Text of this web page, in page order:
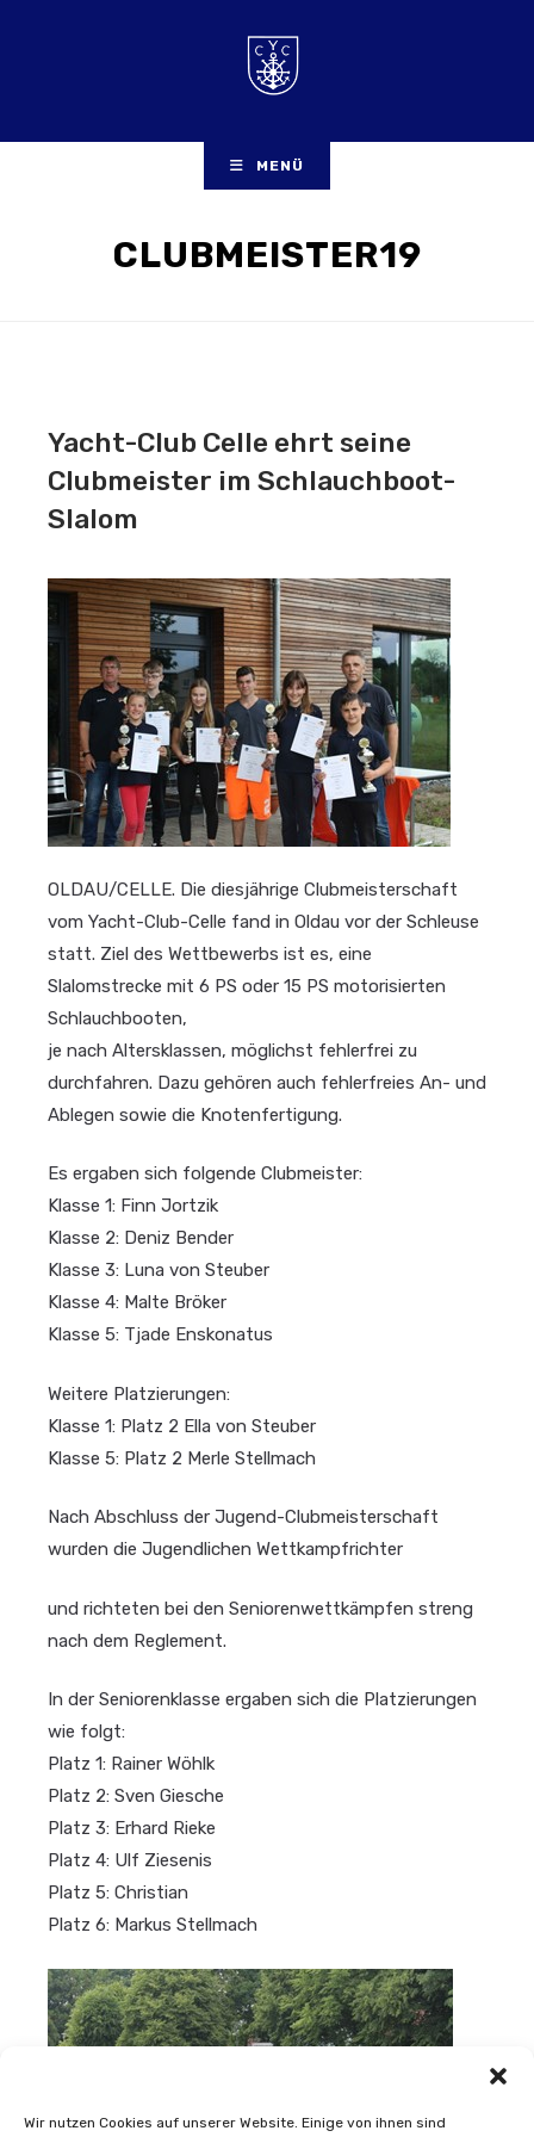
Wir nutzen Cookies auf unserer Website. Einige von ihnen sind
MENÜ
CLUBMEISTER19
Yacht-Club Celle ehrt seine
Clubmeister im Schlauchboot-
Slalom
OLDAU/CELLE. Die diesjährige Clubmeisterschaft
vom Yacht-Club-Celle fand in Oldau vor der Schleuse
statt. Ziel des Wettbewerbs ist es, eine
Slalomstrecke mit 6 PS oder 15 PS motorisierten
Schlauchbooten,
je nach Altersklassen, möglichst fehlerfrei zu
durchfahren. Dazu gehören auch fehlerfreies An- und
Ablegen sowie die Knotenfertigung.
Es ergaben sich folgende Clubmeister:
Klasse 1: Finn Jortzik
Klasse 2: Deniz Bender
Klasse 3: Luna von Steuber
Klasse 4: Malte Bröker
Klasse 5: Tjade Enskonatus
Weitere Platzierungen:
Klasse 1: Platz 2 Ella von Steuber
Klasse 5: Platz 2 Merle Stellmach
Nach Abschluss der Jugend-Clubmeisterschaft
wurden die Jugendlichen Wettkampfrichter
und richteten bei den Seniorenwettkämpfen streng
nach dem Reglement.
In der Seniorenklasse ergaben sich die Platzierungen
wie folgt:
Platz 1: Rainer Wöhlk
Platz 2: Sven Giesche
Platz 3: Erhard Rieke
Platz 4: Ulf Ziesenis
Platz 5: Christian
Platz 6: Markus Stellmach